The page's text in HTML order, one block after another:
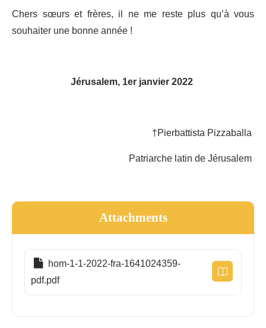
Chers sœurs et frères, il ne me reste plus qu’à vous
souhaiter une bonne année !
Jérusalem, 1er janvier 2022
†Pierbattista Pizzaballa
Patriarche latin de Jérusalem
Attachments
hom-1-1-2022-fra-1641024359-
pdf.pdf